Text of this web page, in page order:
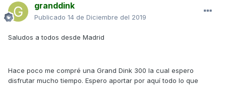
granddink
Publicado 14 de Diciembre del 2019
Saludos a todos desde Madrid
Hace poco me compré una Grand Dink 300 la cual espero
disfrutar mucho tiempo. Espero aportar por aquí todo lo que